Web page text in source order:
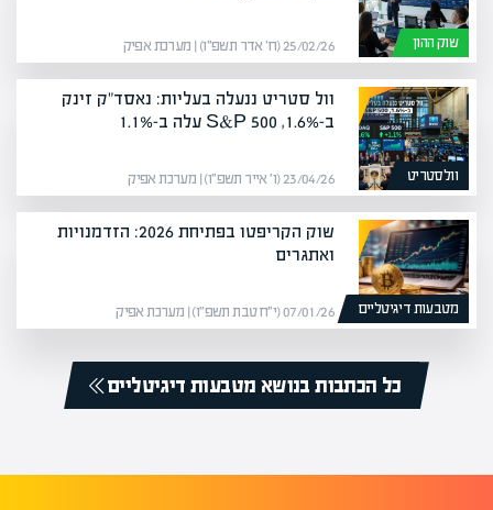
שוק ההון 25/02/26 (ח׳ אדר תשפ״ו) | מערכת אפיק
וולסטריט
וול סטריט ננעלה בעליות: נאסד"ק זינק
ב-1.6%, S&P 500 עלה ב-1.1%
23/04/26 (ו׳ אייר תשפ״ו) | מערכת אפיק
מטבעות דיגיטליים
שוק הקריפטו בפתיחת 2026: הזדמנויות
ואתגרים
07/01/26 (י״ח טבת תשפ״ו) | מערכת אפיק
כל הכתבות בנושא מטבעות דיגיטליים